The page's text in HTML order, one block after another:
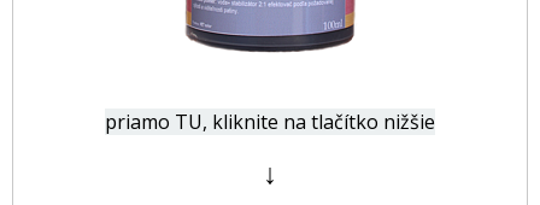
priamo TU, kliknite na tlačítko nižšie
↓